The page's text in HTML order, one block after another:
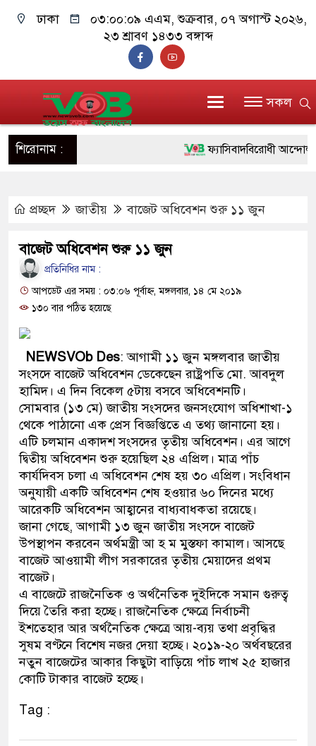
ঢাকা ০৩:০০:০৯ এএম, শুক্রবার, ০৭ অগাস্ট ২০২৬,
২৩ শ্রাবণ ১৪৩৩ বঙ্গাব্দ
সকল
শিরোনাম : ফ্যাসিবাদবিরোধী আন্দোলনে
মাননীয় প্রধানমন্ত্রী,
জনগণ পরিবর্তন চেয়েছে
মিরপুর মডেল থানার
মাদক কারবারি গ্রেফতার
২৮ লাখ টাকার জাল নোটসহ
থানা পুলিশ
যেকোনো সময় বেনজীরের
নেতৃত্ব ও গণতন্ত্রের মূর্তমান
যে ভাবে ডেভিড ইমনের
‘আজহার খান’
অবৈধ বিদেশি পিস্তল,
জড়িত কিশোর গ্যাংয়ের চার শিশু
ডাকাতির প্রস্তুতিকালে
প্রচ্ছদ জাতীয় বাজেট অধিবেশন শুরু ১১ জুন
বাজেট অধিবেশন শুরু ১১ জুন
প্রতিনিধির নাম :
আপডেট এর সময় : ০৩:০৬ পূর্বাহ্ন, মঙ্গলবার, ১৪ মে ২০১৯
১৩০ বার পঠিত হয়েছে
NEWSVOb Des: আগামী ১১ জুন মঙ্গলবার জাতীয়
সংসদে বাজেট অধিবেশন ডেকেছেন রাষ্ট্রপতি মো. আবদুল
হামিদ। এ দিন বিকেল ৫টায় বসবে অধিবেশনটি।
সোমবার (১৩ মে) জাতীয় সংসদের জনসংযোগ অধিশাখা-১
থেকে পাঠানো এক প্রেস বিজ্ঞপ্তিতে এ তথ্য জানানো হয়।
এটি চলমান একাদশ সংসদের তৃতীয় অধিবেশন। এর আগে
দ্বিতীয় অধিবেশন শুরু হয়েছিল ২৪ এপ্রিল। মাত্র পাঁচ
কার্যদিবস চলা এ অধিবেশন শেষ হয় ৩০ এপ্রিল। সংবিধান
অনুযায়ী একটি অধিবেশন শেষ হওয়ার ৬০ দিনের মধ্যে
আরেকটি অধিবেশন আহ্বানের বাধ্যবাধকতা রয়েছে।
জানা গেছে, আগামী ১৩ জুন জাতীয় সংসদে বাজেট
উপস্থাপন করবেন অর্থমন্ত্রী আ হ ম মুস্তফা কামাল। আসছে
বাজেট আওয়ামী লীগ সরকারের তৃতীয় মেয়াদের প্রথম
বাজেট।
এ বাজেটে রাজনৈতিক ও অর্থনৈতিক দুইদিকে সমান গুরুত্ব
দিয়ে তৈরি করা হচ্ছে। রাজনৈতিক ক্ষেত্রে নির্বাচনী
ইশতেহার আর অর্থনৈতিক ক্ষেত্রে আয়-ব্যয় তথা প্রবৃদ্ধির
সুষম বণ্টনে বিশেষ নজর দেয়া হচ্ছে। ২০১৯-২০ অর্থবছরের
নতুন বাজেটের আকার কিছুটা বাড়িয়ে পাঁচ লাখ ২৫ হাজার
কোটি টাকার বাজেট হচ্ছে।
Tag :